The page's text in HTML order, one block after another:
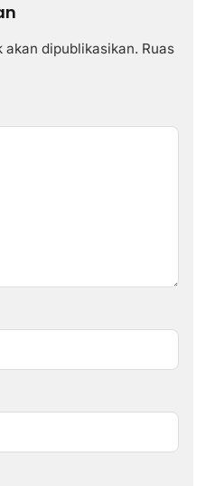
akan dipublikasikan. Ruas